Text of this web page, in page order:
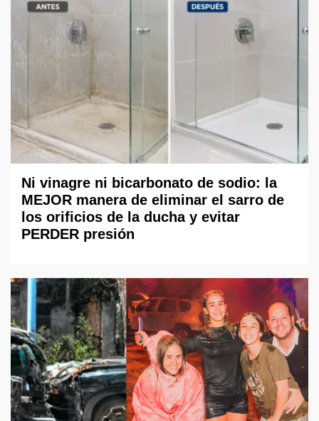
Ni vinagre ni bicarbonato de sodio: la
MEJOR manera de eliminar el sarro de
los orificios de la ducha y evitar
PERDER presión